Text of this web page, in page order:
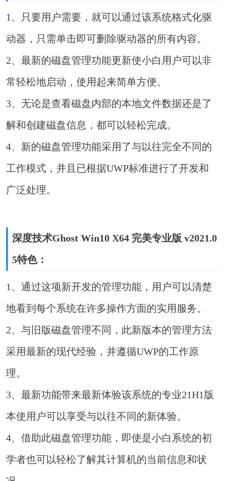
1、只要用户需要，就可以通过该系统格式化驱
动器，只需单击即可删除驱动器的所有内容。
2、最新的磁盘管理功能更新使小白用户可以非
常轻松地启动，使用起来简单方便。
3、无论是查看磁盘内部的本地文件数据还是了
解和创建磁盘信息，都可以轻松完成。
4、新的磁盘管理功能采用了与以往完全不同的
工作模式，并且已根据UWP标准进行了开发和
广泛处理。
深度技术Ghost Win10 X64 完美专业版 v2021.0
5特色：
1、通过这项新开发的管理功能，用户可以清楚
地看到每个系统在许多操作方面的实用服务。
2、与旧版磁盘管理不同，此新版本的管理方法
采用最新的现代经验，并遵循UWP的工作原
理。
3、最新功能带来最新体验该系统的专业21H1版
本使用户可以享受与以往不同的新体验。
4、借助此磁盘管理功能，即使是小白系统的初
学者也可以轻松了解其计算机的当前信息和状